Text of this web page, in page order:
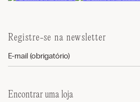
Registre-se na newsletter
Encontrar uma loja